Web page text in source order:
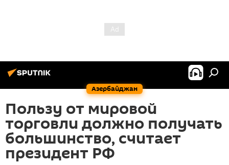
Азербайджан
Пользу от мировой
торговли должно получать
большинство, считает
президент РФ